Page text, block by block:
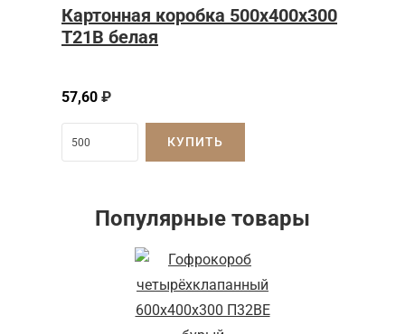
Картонная коробка 500x400x300
Т21B белая
57,60 ₽
КУПИТЬ
Популярные товары